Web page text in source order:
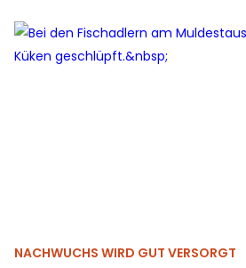
NACHWUCHS WIRD GUT VERSORGT